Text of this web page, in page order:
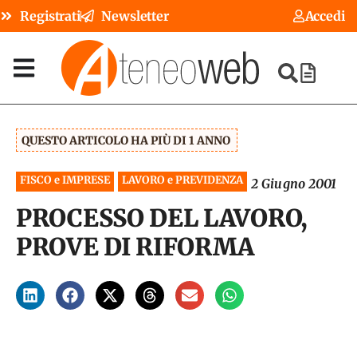
Registrati Newsletter Accedi
QUESTO ARTICOLO HA PIÙ DI 1 ANNO
FISCO e IMPRESE LAVORO e PREVIDENZA 2 Giugno 2001
PROCESSO DEL LAVORO,
PROVE DI RIFORMA